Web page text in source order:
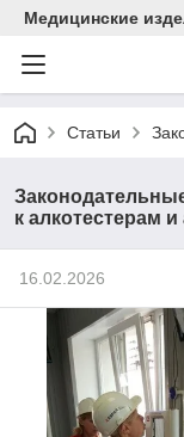
Медицинские
Статьи
к алкотестерам
16.02.2026